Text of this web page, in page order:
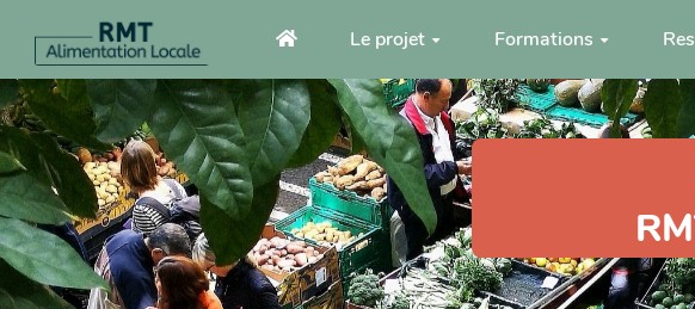
Aller au contenu principal Le projet Formations